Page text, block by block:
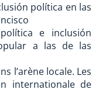
política en las
e inclusión
a las de las
l’arène locale. Les
internationale de